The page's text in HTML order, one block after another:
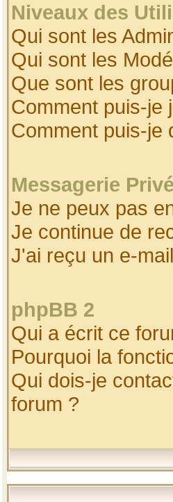
Niveaux des
Qui sont les
Qui sont les
Que sont les
Comment puis-je
Comment puis-je
Messagerie
Je ne peux pas
Je continue de
J'ai reçu un e-
phpBB 2
Qui a écrit ce
Pourquoi la
Qui dois-je
forum ?